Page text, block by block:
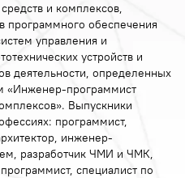
и комплексов,
программного обеспечения
управления и
устройств и
деятельности, определенных
«Инженер-программист
Выпускники
программист,
инженер-
разработчик ЧМИ и ЧМК,
специалист по